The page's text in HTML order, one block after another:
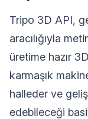
Tripo 3D API,
aracılığıyla
üretime hazır
karmaşık
halleder ve
edebileceği